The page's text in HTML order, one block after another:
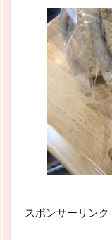
スポンサーリンク